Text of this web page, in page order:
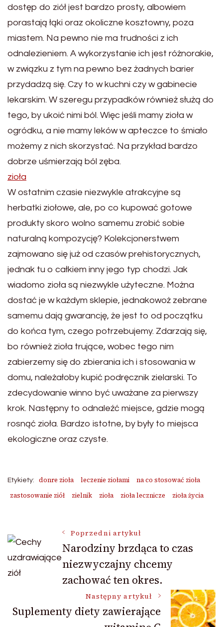
dostęp do ziół jest bardzo prosty, albowiem
porastają łąki oraz okoliczne kosztowny, poza
miastem. Na pewno nie ma trudności z ich
odnalezieniem. A wykorzystanie ich jest różnorakie,
w związku z tym na pewno bez żadnych barier
przydadzą się. Czy to w kuchni czy w gabinecie
lekarskim. W szeregu przypadków również służą do
tego, by ukoić nimi ból. Więc jeśli mamy zioła w
ogródku, a nie mamy leków w apteczce to śmiało
możemy z nich skorzystać. Na przykład bardzo
dobrze uśmierzają ból zęba.
zioła
W ostatnim czasie niezwykle atrakcyjne są
herbatki ziołowe, ale, po co kupować gotowe
produkty skoro wolno samemu zrobić sobie
naturalną kompozycję? Kolekcjonerstwem
zajmowano się już od czasów prehistorycznych,
jednak tu o całkiem inny jego typ chodzi. Jak
wiadomo zioła są niezwykle użyteczne. Można
dostać je w każdym sklepie, jednakowoż zebrane
samemu dają gwarancję, że jest to od początku
do końca tym, czego potrzebujemy. Zdarzają się,
bo również zioła trujące, wobec tego nim
zabierzemy się do zbierania ich i stosowania w
domu, należałoby kupić podręcznik zielarski. To
zdecydowanie winno być uważane za pierwszy
krok. Następny to odnaleźć miejsce, gdzie mogą
rosnąć zioła. Bardzo istotne, by były to miejsca
ekologiczne oraz czyste.
Etykiety: donre zioła leczenie ziołami
na co stosować zioła
zastosowanie ziół
zielnik zioła zioła lecznicze zioła życia
Nawigacja
wpisu
Poprzedni artykuł
Narodziny brzdąca to czas
niezwyczajny chcemy
zachować ten okres.
Następny artykuł
Suplementy diety zawierające